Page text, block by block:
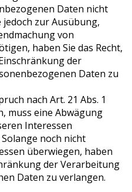
Daten nicht
zur Ausübung,
von
haben Sie das Recht,
der
Daten zu
nach Art. 21 Abs. 1
muss eine Abwägung
Interessen
noch nicht
überwiegen, haben
der Verarbeitung
Daten zu verlangen.